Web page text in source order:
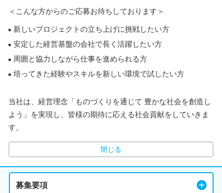
＜こんな方からのご応募お待ちしております＞
新しいプロジェクトの立ち上げに挑戦したい方
安定した経営基盤の会社で長く活躍したい方
周囲と協力しながら仕事を進められる方
培ってきた経験やスキルを新しい環境で試したい方
当社は、経営理念「ものづくりを通じて 豊かな社会を創造し
よう」を実現し、皆様の期待に応える社会貢献をしていきま
す。
閉じる
募集要項